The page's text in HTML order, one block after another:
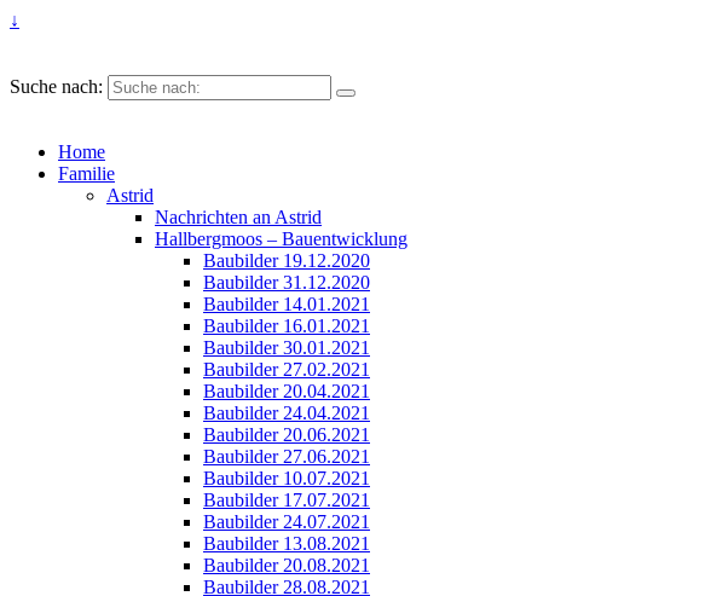
↓
Suche nach:
Home
Familie
Astrid
Nachrichten an Astrid
Hallbergmoos – Bauentwicklung
Baubilder 19.12.2020
Baubilder 31.12.2020
Baubilder 14.01.2021
Baubilder 16.01.2021
Baubilder 30.01.2021
Baubilder 27.02.2021
Baubilder 20.04.2021
Baubilder 24.04.2021
Baubilder 20.06.2021
Baubilder 27.06.2021
Baubilder 10.07.2021
Baubilder 17.07.2021
Baubilder 24.07.2021
Baubilder 13.08.2021
Baubilder 20.08.2021
Baubilder 28.08.2021